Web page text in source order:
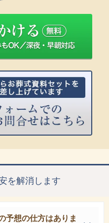
を解消します
予想の仕方はありま